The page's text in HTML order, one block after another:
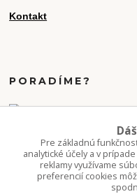
Kontakt
PORADÍME?
Po-Pi 10-16:00Pre základnú
analytické účely a v
reklamy využívame
preferencií cookies